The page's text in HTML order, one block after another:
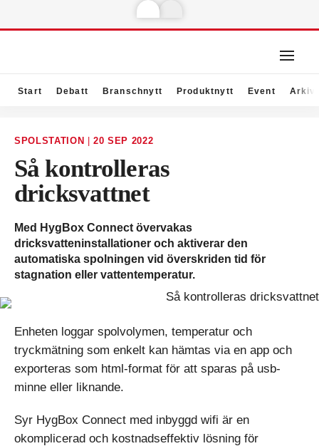
Start Debatt Branschnytt Produktnytt Event Arkiv
SPOLSTATION 20 SEP 2022
Så kontrolleras
dricksvattnet
Med HygBox Connect övervakas
dricksvatteninstallationer och aktiverar den
automatiska spolningen vid överskriden tid för
stagnation eller vattentemperatur.
Enheten loggar spolvolymen, temperatur och
tryckmätning som enkelt kan hämtas via en app och
exporteras som html-format för att sparas på usb-
minne eller liknande.
Syr HygBox Connect med inbyggd wifi är en
okomplicerad och kostnadseffektiv lösning för